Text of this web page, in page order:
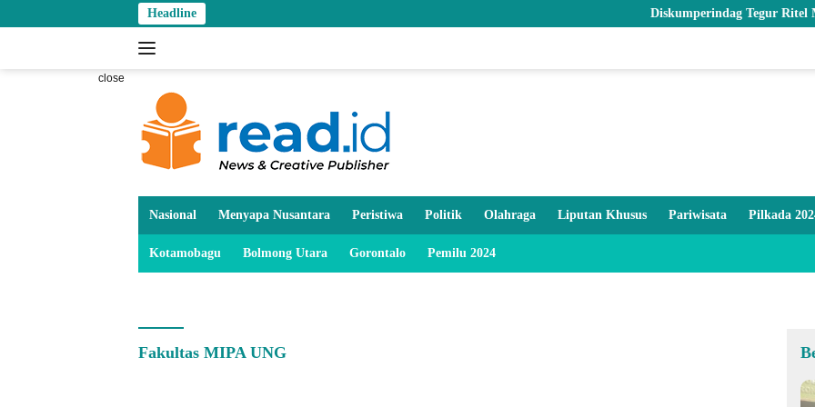
to
Headline Diskumperindag Tegur Ritel Modern dan
close
Nasional Menyapa Nusantara Peristiwa Politik Olahraga Liputan Khusus Pariwisata Pilkada
Kotamobagu Bolmong Utara Gorontalo Pemilu 2024
Fakultas MIPA UNG